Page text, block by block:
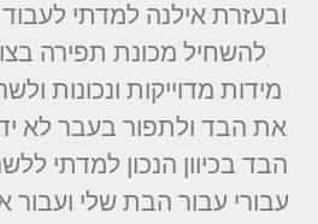
ובעזרת אילנה למדתי
להשחיל מכונת תפירה
מידות מדוייקות ונכונות
את הבד ולתפור בעבר לא
הבד בכיוון הנכון למדתי
עבורי עבור הבת שלי ועבור